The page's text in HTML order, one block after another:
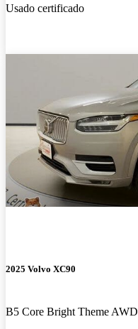
Usado certificado
2025 Volvo XC90
B5 Core Bright Theme AWD